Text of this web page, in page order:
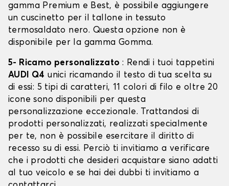
gamma Premium e Best, è possibile aggiungere
un cuscinetto per il tallone in tessuto
termosaldato nero. Questa opzione non è
disponibile per la gamma Gomma.
5- Ricamo personalizzato : Rendi i tuoi tappetini
AUDI Q4 unici ricamando il testo di tua scelta su
di essi: 5 tipi di caratteri, 11 colori di filo e oltre 20
icone sono disponibili per questa
personalizzazione eccezionale. Trattandosi di
prodotti personalizzati, realizzati specialmente
per te, non è possibile esercitare il diritto di
recesso su di essi. Perciò ti invitiamo a verificare
che i prodotti che desideri acquistare siano adatti
al tuo veicolo e se hai dei dubbi ti invitiamo a